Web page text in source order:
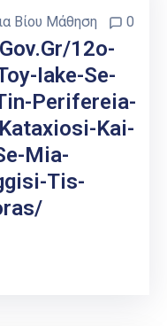
Βίου Μάθηση 0
12o-
Iake-Se-
Perifereia-
Kai-
Mia-
Tis-